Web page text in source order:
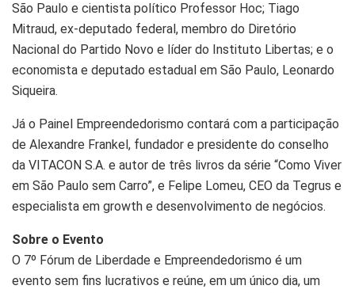
São Paulo e cientista político Professor Hoc; Tiago
Mitraud, ex-deputado federal, membro do Diretório
Nacional do Partido Novo e líder do Instituto Libertas; e o
economista e deputado estadual em São Paulo, Leonardo
Siqueira.
Já o Painel Empreendedorismo contará com a participação
de Alexandre Frankel, fundador e presidente do conselho
da VITACON S.A. e autor de três livros da série “Como Viver
em São Paulo sem Carro”, e Felipe Lomeu, CEO da Tegrus e
especialista em growth e desenvolvimento de negócios.
Sobre o Evento
O 7º Fórum de Liberdade e Empreendedorismo é um
evento sem fins lucrativos e reúne, em um único dia, um